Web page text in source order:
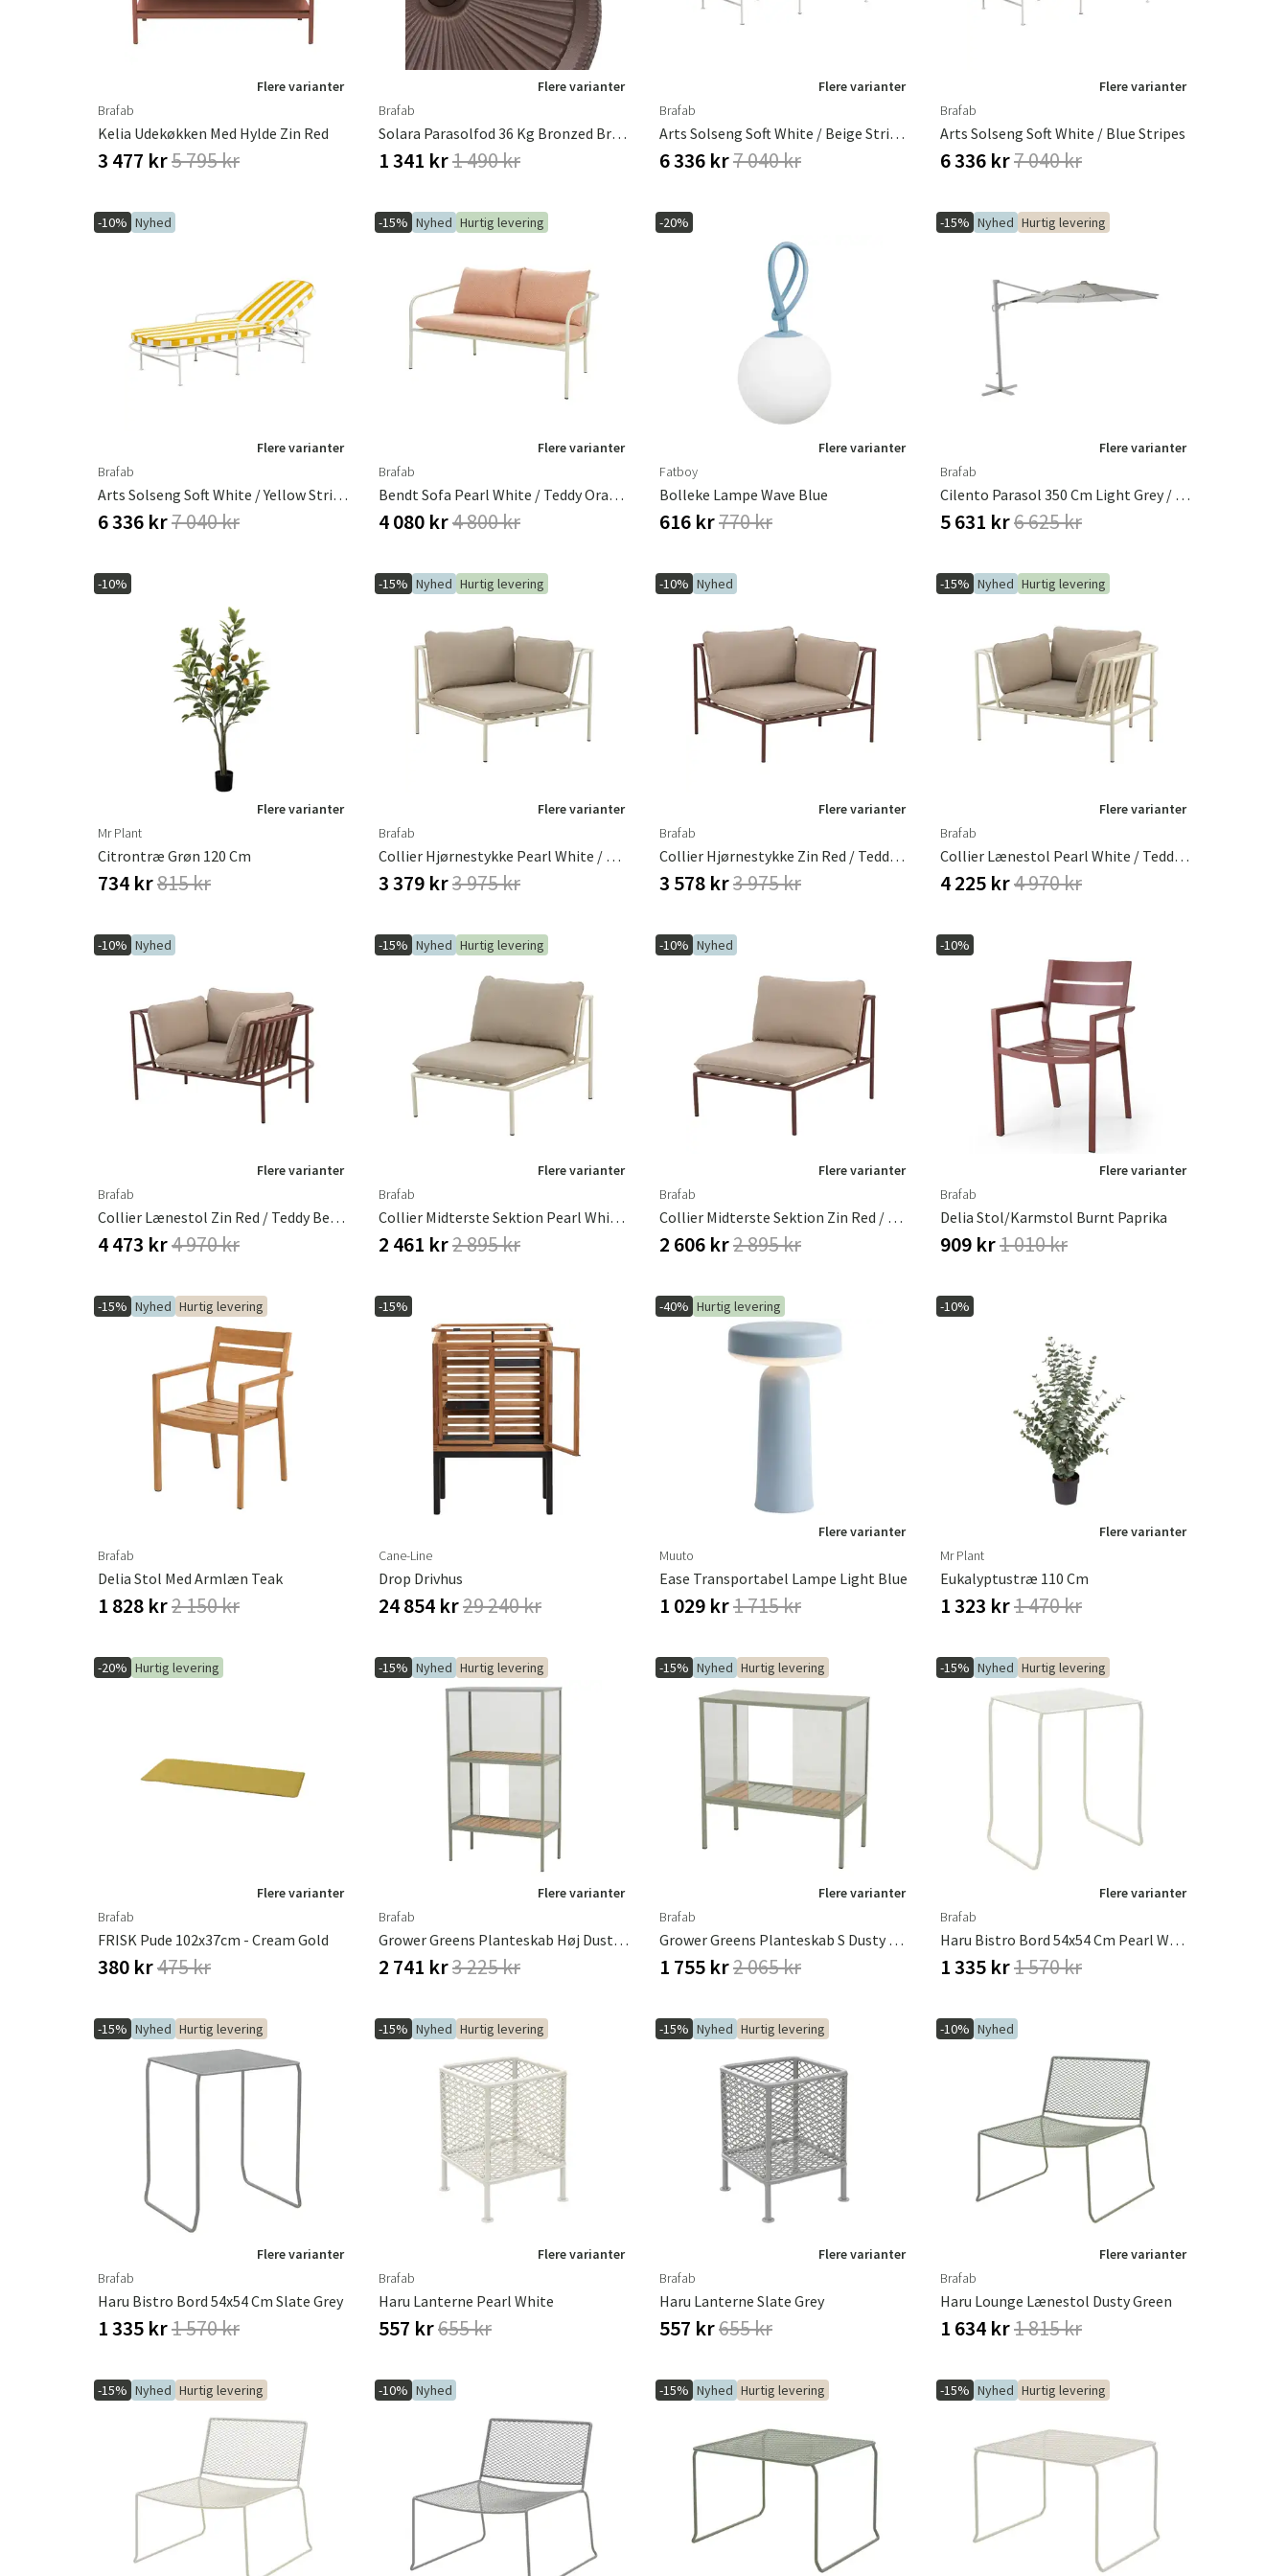
Sverige
Danmark
Norge
Flere varianter
Brafab
Kelia Udekøkken Med Hylde Zin Red
3 477 kr5 795 kr
Flere varianter
Brafab
Solara Parasolfod 36 Kg Bronzed Brown
1 341 kr1 490 kr
Flere varianter
Brafab
Arts Solseng Soft White / Beige Stripes
6 336 kr7 040 kr
Flere varianter
Brafab
Arts Solseng Soft White / Blue Stripes
6 336 kr7 040 kr
-10% Nyhed
Flere varianter
Brafab
Arts Solseng Soft White / Yellow Stripes
6 336 kr7 040 kr
-15% Nyhed Hurtig levering
Flere varianter
Brafab
Bendt Sofa Pearl White / Teddy Orange
4 080 kr4 800 kr
-20%
Flere varianter
Fatboy
Bolleke Lampe Wave Blue
616 kr770 kr
-15% Nyhed Hurtig levering
Flere varianter
Brafab
Cilento Parasol 350 Cm Light Grey / Khaki
5 631 kr6 625 kr
-10%
Flere varianter
Mr Plant
Citrontræ Grøn 120 Cm
734 kr815 kr
-15% Nyhed Hurtig levering
Flere varianter
Brafab
Collier Hjørnestykke Pearl White / Teddy Beige
3 379 kr3 975 kr
-10% Nyhed
Flere varianter
Brafab
Collier Hjørnestykke Zin Red / Teddy Beige
3 578 kr3 975 kr
-15% Nyhed Hurtig levering
Flere varianter
Brafab
Collier Lænestol Pearl White / Teddy Beige
4 225 kr4 970 kr
-10% Nyhed
Flere varianter
Brafab
Collier Lænestol Zin Red / Teddy Beige
4 473 kr4 970 kr
-15% Nyhed Hurtig levering
Flere varianter
Brafab
Collier Midterste Sektion Pearl White / Teddy Beige
2 461 kr2 895 kr
-10% Nyhed
Flere varianter
Brafab
Collier Midterste Sektion Zin Red / Teddy Beige
2 606 kr2 895 kr
-10%
Flere varianter
Brafab
Delia Stol/Karmstol Burnt Paprika
909 kr1 010 kr
-15% Nyhed Hurtig levering
Brafab
Delia Stol Med Armlæn Teak
1 828 kr2 150 kr
-15%
Cane-Line
Drop Drivhus
24 854 kr29 240 kr
-40% Hurtig levering
Flere varianter
Muuto
Ease Transportabel Lampe Light Blue
1 029 kr1 715 kr
-10%
Flere varianter
Mr Plant
Eukalyptustræ 110 Cm
1 323 kr1 470 kr
-20% Hurtig levering
Flere varianter
Brafab
FRISK Pude 102x37cm - Cream Gold
380 kr475 kr
-15% Nyhed Hurtig levering
Flere varianter
Brafab
Grower Greens Planteskab Høj Dusty Green
2 741 kr3 225 kr
-15% Nyhed Hurtig levering
Flere varianter
Brafab
Grower Greens Planteskab S Dusty Green
1 755 kr2 065 kr
-15% Nyhed Hurtig levering
Flere varianter
Brafab
Haru Bistro Bord 54x54 Cm Pearl White
1 335 kr1 570 kr
-15% Nyhed Hurtig levering
Flere varianter
Brafab
Haru Bistro Bord 54x54 Cm Slate Grey
1 335 kr1 570 kr
-15% Nyhed Hurtig levering
Flere varianter
Brafab
Haru Lanterne Pearl White
557 kr655 kr
-15% Nyhed Hurtig levering
Flere varianter
Brafab
Haru Lanterne Slate Grey
557 kr655 kr
-10% Nyhed
Flere varianter
Brafab
Haru Lounge Lænestol Dusty Green
1 634 kr1 815 kr
-15% Nyhed Hurtig levering -10% Nyhed -15% Nyhed Hurtig levering -15% Nyhed Hurtig levering